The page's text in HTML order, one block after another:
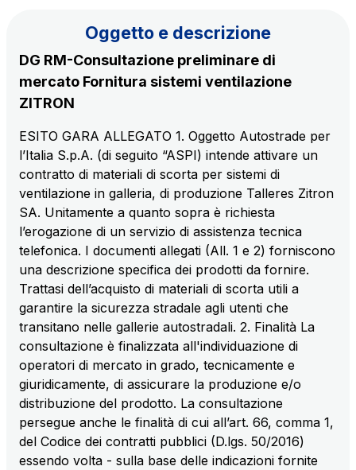
Movyon
L'operatore tecnologico per l'integrazione di
soluzioni di Intelligent Transport Systems
Tecne
La società di ingegneria del gruppo Autostrade per
l’Italia
Amplia
Società leader in Italia nella realizzazione di
infrastrutture complesse
Elgea
Produzione e vendita di energia da fonti rinnovabili
AdMoving
spazi, servizi pubblicitari, gestione eventi nelle aree
di servizio
Scopri la nostra App
Inquadra il QR Code con la fotocamera del tuo
cellulare per scaricare l’App
Vai alla pagina
Oggetto e descrizione
DG RM-Consultazione preliminare di
mercato Fornitura sistemi ventilazione
ZITRON
ESITO GARA ALLEGATO 1. Oggetto Autostrade per
l’Italia S.p.A. (di seguito “ASPI) intende attivare un
contratto di materiali di scorta per sistemi di
ventilazione in galleria, di produzione Talleres Zitron
SA. Unitamente a quanto sopra è richiesta
l’erogazione di un servizio di assistenza tecnica
telefonica. I documenti allegati (All. 1 e 2) forniscono
una descrizione specifica dei prodotti da fornire.
Trattasi dell’acquisto di materiali di scorta utili a
garantire la sicurezza stradale agli utenti che
transitano nelle gallerie autostradali. 2. Finalità La
consultazione è finalizzata all'individuazione di
operatori di mercato in grado, tecnicamente e
giuridicamente, di assicurare la produzione e/o
distribuzione del prodotto. La consultazione
persegue anche le finalità di cui all’art. 66, comma 1,
del Codice dei contratti pubblici (D.lgs. 50/2016)
essendo volta - sulla base delle indicazioni fornite